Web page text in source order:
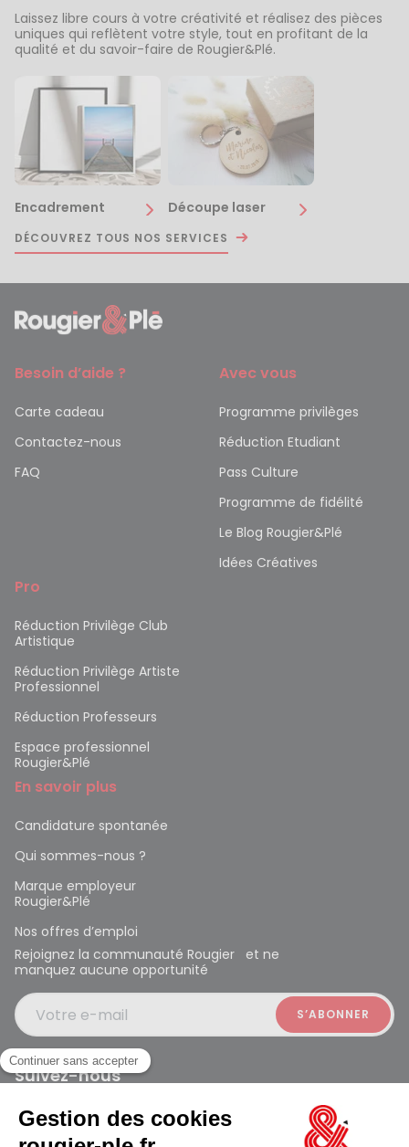
Laissez libre cours à votre créativité et réalisez des pièces
uniques qui reflètent votre style, tout en profitant de la
qualité et du savoir-faire de Rougier&Plé.
Encadrement Découpe laser
DÉCOUVREZ TOUS NOS SERVICES
Besoin d’aide ?
Carte cadeau
Contactez-nous
FAQ
Avec vous
Programme privilèges
Réduction Etudiant
Pass Culture
Programme de fidélité
Le Blog Rougier&Plé
Idées Créatives
Pro
Réduction Privilège Club
Artistique
Réduction Privilège Artiste
Professionnel
Réduction Professeurs
Espace professionnel
Rougier&Plé
En savoir plus
Candidature spontanée
Qui sommes-nous ?
Marque employeur
Rougier&Plé
Nos offres d’emploi
Rejoignez la communauté Rougier et ne
manquez aucune opportunité
Votre e-mail
Suivez-nous